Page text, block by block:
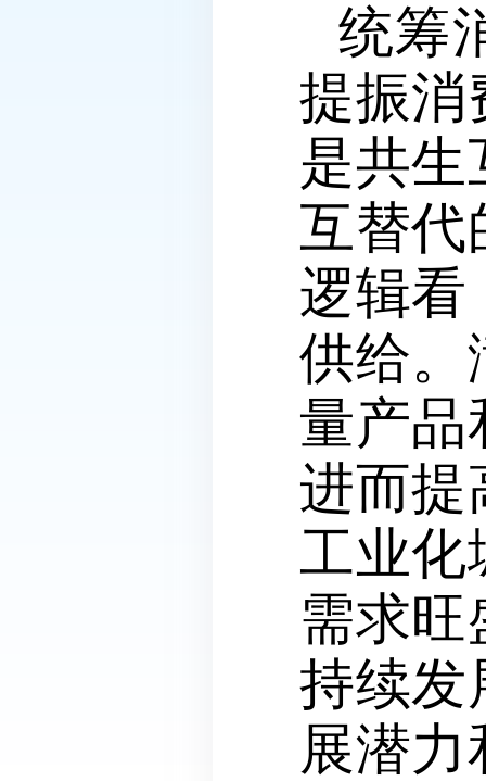
统筹
提振消
是共生
互替代
逻辑看
供给。
量产品
进而提
工业化
需求旺
持续发
展潜